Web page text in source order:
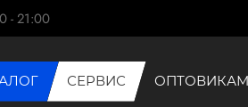
- 21:00
СЕРВИС ОПТОВИКАМ